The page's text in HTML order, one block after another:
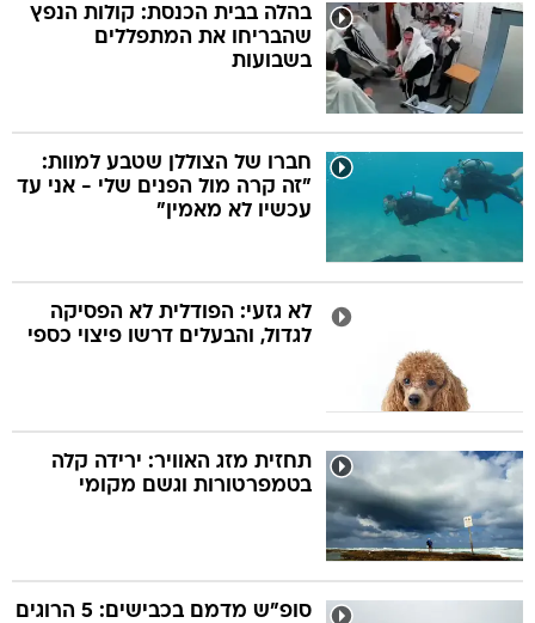
בהלה בבית הכנסת: קולות הנפץ
שהבריחו את המתפללים
בשבועות
חברו של הצוללן שטבע למוות:
"זה קרה מול הפנים שלי - אני עד
עכשיו לא מאמין"
לא גזעי: הפודלית לא הפסיקה
לגדול, והבעלים דרשו פיצוי כספי
תחזית מזג האוויר: ירידה קלה
בטמפרטורות וגשם מקומי
סופ"ש מדמם בכבישים: 5 הרוגים